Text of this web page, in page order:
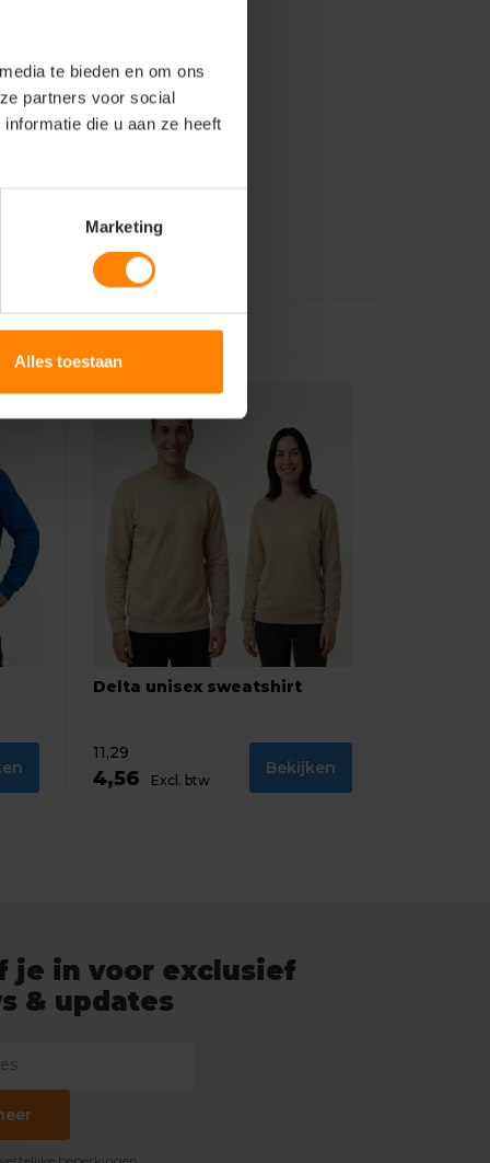
te bieden en om ons
partners voor social
die u aan ze heeft
Marketing
Alles toestaan
Delta unisex sweatshirt
11,29
4,56 Excl. btw
Bekijken
je in voor exclusief
& updates